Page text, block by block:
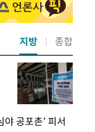
공포촌’ 피서
지방 종합